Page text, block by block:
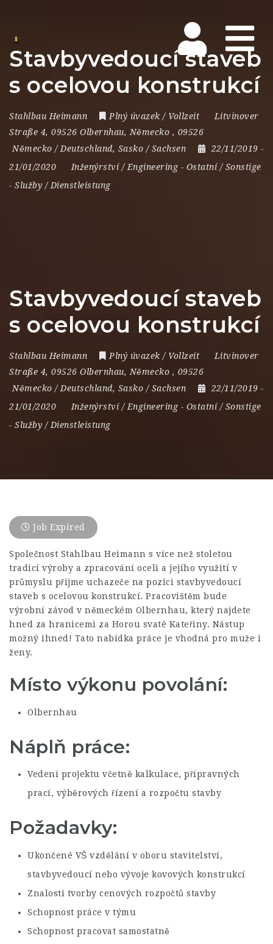
Stavbyvedoucí staveb
s ocelovou konstrukcí
Stahlbau Heimann Plný úvazek / Vollzeit
Litvinover
Straße 4, 09526 Olbernhau, Německo , 09526
Německo / Deutschland, Sasko / Sachsen 22/11/2019 -
21/01/2020
Inženýrství / Engineering- Ostatní / Sonstige
- Služby / Dienstleistung
Stavbyvedoucí staveb
s ocelovou konstrukcí
Stahlbau Heimann Plný úvazek / Vollzeit
Litvinover
Straße 4, 09526 Olbernhau, Německo , 09526
Německo / Deutschland, Sasko / Sachsen 22/11/2019 -
21/01/2020
Inženýrství / Engineering- Ostatní / Sonstige
- Služby / Dienstleistung
Job Expired
Společnost Stahlbau Heimann s více než stoletou
tradicí výroby a zpracování oceli a jejího využití v
průmyslu přijme uchazeče na pozici stavbyvedoucí
staveb s ocelovou konstrukcí. Pracovištěm bude
výrobní závod v německém Olbernhau, který najdete
hned za hranicemi za Horou svaté Kateřiny. Nástup
možný ihned! Tato nabídka práce je vhodná pro muže i
ženy.
Místo výkonu povolání:
Olbernhau
Náplň práce:
Vedení projektu včetně kalkulace, přípravných
prací, výběrových řízení a rozpočtu stavby
Požadavky:
Ukončené VŠ vzdělání v oboru stavitelství,
stavbyvedoucí nebo vývoje kovových konstrukcí
Znalosti tvorby cenových rozpočtů stavby
Schopnost práce v týmu
Schopnost pracovat samostatně